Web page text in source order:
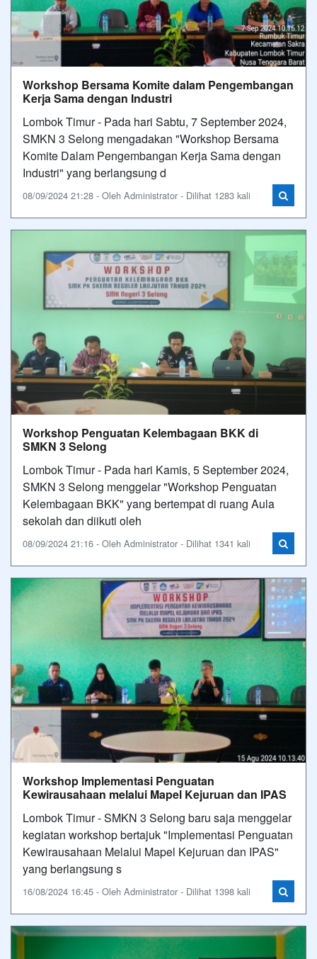
Workshop Bersama Komite dalam Pengembangan
Kerja Sama dengan Industri
Lombok Timur - Pada hari Sabtu, 7 September 2024,
SMKN 3 Selong mengadakan "Workshop Bersama
Komite Dalam Pengembangan Kerja Sama dengan
Industri" yang berlangsung d
08/09/2024 21:28 - Oleh Administrator - Dilihat 1283 kali
Workshop Penguatan Kelembagaan BKK di
SMKN 3 Selong
Lombok Timur - Pada hari Kamis, 5 September 2024,
SMKN 3 Selong menggelar "Workshop Penguatan
Kelembagaan BKK" yang bertempat di ruang Aula
sekolah dan diikuti oleh
08/09/2024 21:16 - Oleh Administrator - Dilihat 1341 kali
Workshop Implementasi Penguatan
Kewirausahaan melalui Mapel Kejuruan dan IPAS
Lombok Timur - SMKN 3 Selong baru saja menggelar
kegiatan workshop bertajuk "Implementasi Penguatan
Kewirausahaan Melalui Mapel Kejuruan dan IPAS"
yang berlangsung s
16/08/2024 16:45 - Oleh Administrator - Dilihat 1398 kali